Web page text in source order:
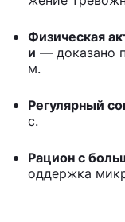
Физическая
и — доказано
м.
Регулярный
с.
Рацион с
оддержка